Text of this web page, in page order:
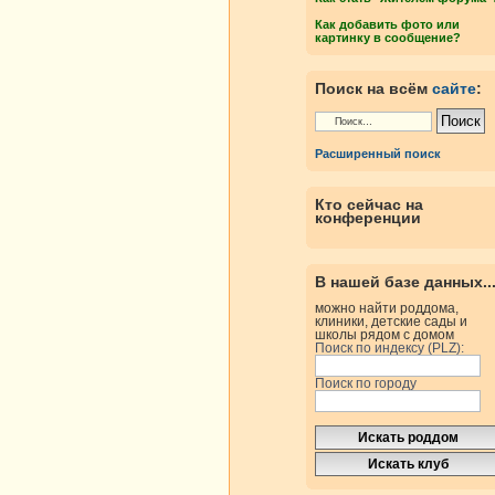
Как добавить фото или
картинку в сообщение?
Поиск на всём сайте:
Расширенный поиск
Кто сейчас на
конференции
В нашей базе данных...
можно найти роддома,
клиники, детские сады и
школы рядом с домом
Поиск по индексу (PLZ):
Поиск по городу